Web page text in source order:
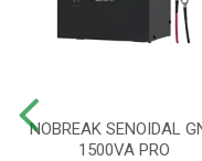
NOBREAK SENOIDAL
1500VA PRO